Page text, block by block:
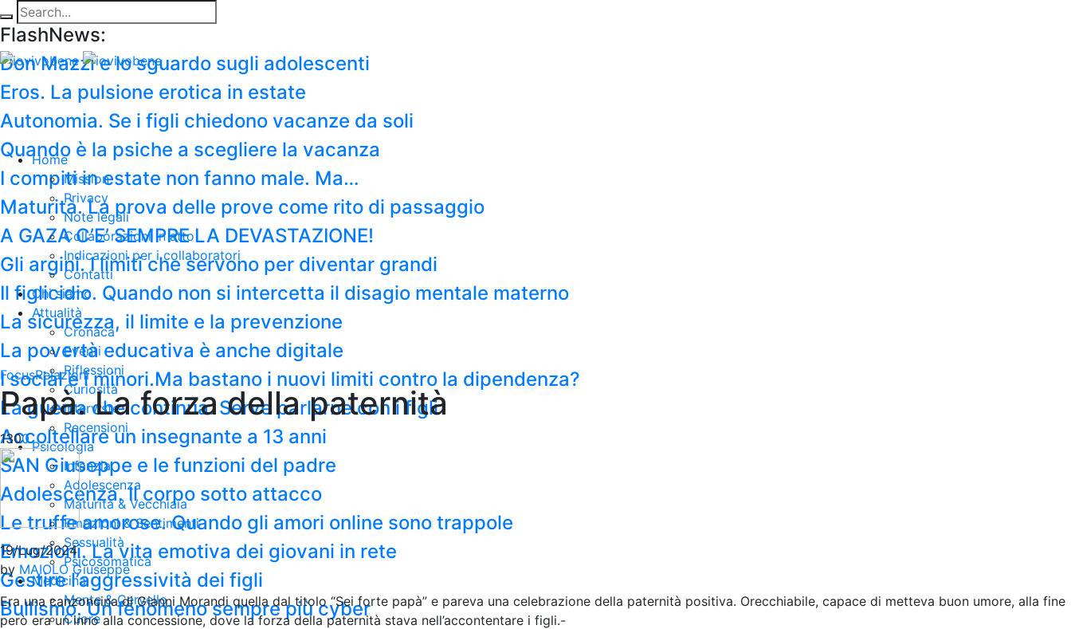
FlashNews:
Don Mazzi e lo sguardo sugli adolescenti
Eros. La pulsione erotica in estate
Autonomia. Se i figli chiedono vacanze da soli
Quando è la psiche a scegliere la vacanza
I compiti in estate non fanno male. Ma…
Maturità. La prova delle prove come rito di passaggio
A GAZA C’E’ SEMPRE LA DEVASTAZIONE!
Gli argini. I limiti che servono per diventar grandi
Il figlicidio. Quando non si intercetta il disagio mentale materno
La sicurezza, il limite e la prevenzione
La povertà educativa è anche digitale
I social e i minori.Ma bastano i nuovi limiti contro la dipendenza?
La guerra che continua. Serve parlarne con i figli
Accoltellare un insegnante a 13 anni
SAN Giuseppe e le funzioni del padre
Adolescenza. Il corpo sotto attacco
Le truffe amorose. Quando gli amori online sono trappole
Emozioni. La vita emotiva dei giovani in rete
Gestire l’aggressività dei figli
Bullismo. Un fenomeno sempre più cyber
Home
Mission
Privacy
Note legali
Collaborazioni in atto
Indicazioni per i collaboratori
Contatti
Chi siamo
Attualità
Cronaca
Eventi
Riflessioni
Curiosità
Interviste
Recensioni
Psicologia
Infanzia
Adolescenza
Maturità & Vecchiaia
Emozioni & Sentimenti
Sessualità
Psicosomatica
Medicina
Mente & Cervello
Cuore
FocusRelazioni
Papà. La forza della paternità
1300
19/Lug/2024
by MAIOLO Giuseppe
Era una canzoncina di Gianni Morandi quella dal titolo “Sei forte papà” e pareva una celebrazione della paternità positiva. Orecchiabile, capace di metteva buon umore, alla fine
però era un inno alla concessione, dove la forza della paternità stava nell’accontentare i figli.-